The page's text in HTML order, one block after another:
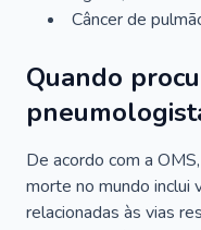
Câncer de
Quando
De acordo com a
morte no mundo inclui
relacionadas às vias